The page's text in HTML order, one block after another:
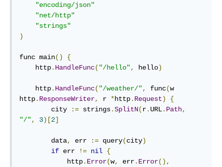
"encoding/json"
"net/http"
"strings"
)
func main()
{
    http
. HandleFunc( "/hello", hello)
    http
. HandleFunc( "/weather/", func(w
http. ResponseWriter, r *http. Request)
{
        city
:= strings.SplitN(r. URL. Path,
"/", 3) [2]
        data
, err := query(city)
if err != nil {
            http
. Error(w, err. Error(),